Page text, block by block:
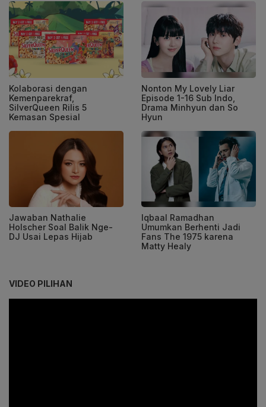
Kolaborasi dengan
Kemenparekraf,
SilverQueen Rilis 5
Kemasan Spesial
Nonton My Lovely Liar
Episode 1-16 Sub Indo,
Drama Minhyun dan So
Hyun
Jawaban Nathalie
Holscher Soal Balik Nge-
DJ Usai Lepas Hijab
Iqbaal Ramadhan
Umumkan Berhenti Jadi
Fans The 1975 karena
Matty Healy
VIDEO PILIHAN